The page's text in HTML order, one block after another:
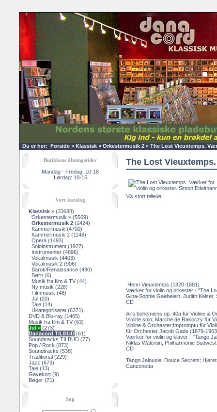
Du er her: Forside » Klassisk » Orkestermusik 2 » The Lost Vieuxtemps.
Butikkens åbningstider
Mandag - Fredag: 10-18
Lørdag: 10-15
Vort katalog
Klassisk » (33688)
Orkestermusik » (5569)
Orkestermusik 2 (1424)
Kammermusik (4700)
Kammermusik 2 (1148)
Opera (1493)
Soloinstrument (1927)
Instrumenter (4896)
Vokalmusik (4403)
Vokalmusik 2 (906)
Barok/Renaissance (490)
Børn (6)
Musik fra film & TV (44)
Ny musik (228)
Filmmusik (48)
Jul (20)
Tale (14)
Ukategoriseret (6371)
DVD & Blu-ray (1465)
Musik fra film & TV (63)
Jul » (273)
Danacord TILBUD (61)
Soundtracks TILBUD (77)
Pop / Rock (873)
Soundtracks (538)
Traditional (229)
Jazz (673)
Tale (13)
Gavekort (9)
Bøger (71)
Søg
The Lost
Vis stort billede
Henri Vieuxtemps (1820-1881)
Værker for violin og orkester - "The
Gina-Sophie Gaebelein, Judith Kaiser,
CD
Airs bohemiens op. 40a für Violine &
Violine solo; Marche de Rakoczy für
Violine & Orchester;Impromptu für
für Orchester Jacob Gade (1879-
Værker for violin og klaver - "Tango
Niklas Walentin, Philharmonie
CD
Tango Jalousie; Douce Secrets;
Canzonetta